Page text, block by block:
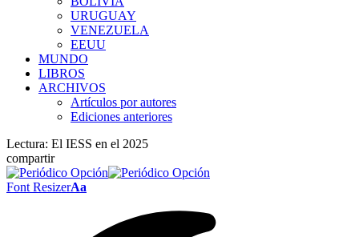
URUGUAY
VENEZUELA
EEUU
MUNDO
LIBROS
ARCHIVOS
Artículos por autores
Ediciones anteriores
Lectura: El IESS en el 2025
compartir
Font ResizerAa